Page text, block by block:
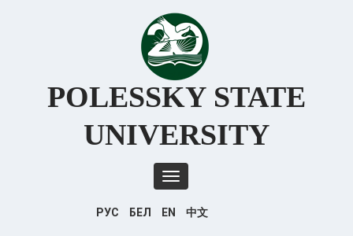
POLESSKY STATE
UNIVERSITY
Toggle
РУС БЕЛ EN 中文